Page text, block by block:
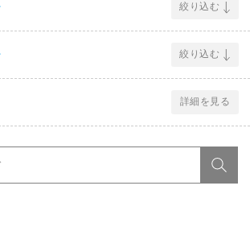
絞り込む
絞り込む
詳細を見る